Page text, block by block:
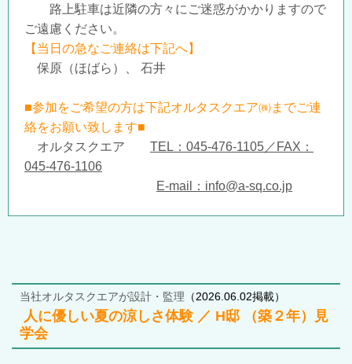
路上駐車は近隣の方々にご迷惑がかかりますので
ご遠慮ください。
【当日の急なご連絡は下記へ】
保原（ほばら）、 石井
■参加をご希望の方は下記オルタスクエア㈱までご連
絡をお願い致します■
オルタスクエア TEL：045-476-1105／FAX：
045-476-1106
E-mail：info@a-sq.co.jp
当社オルタスクエアが設計・監理 （2026.06.02掲載）
人に優しい夏の涼しさ体験 ／ H邸 （築２年）見
学会